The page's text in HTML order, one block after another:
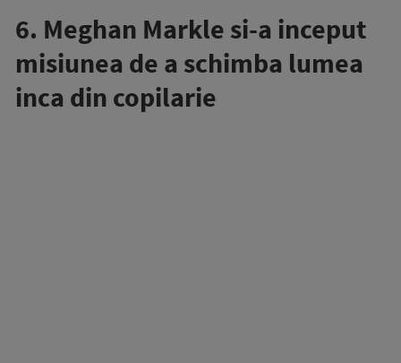
6. Meghan Markle si-a inceput
misiunea de a schimba lumea
inca din copilarie